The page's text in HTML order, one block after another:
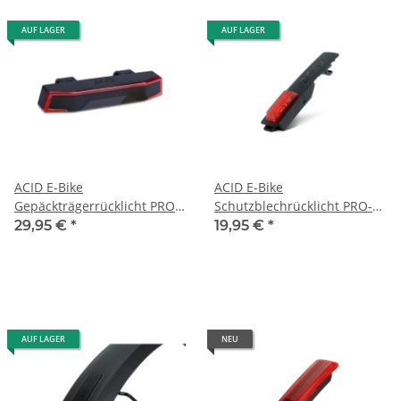
AUF LAGER
ACID E-Bike
Gepäckträgerrücklicht PRO-
E HPP BES3 black
29,95 € *
AUF LAGER
ACID E-Bike
Schutzblechrücklicht PRO-E
(12V) BES3 black Smart
19,95 € *
AUF LAGER NEU